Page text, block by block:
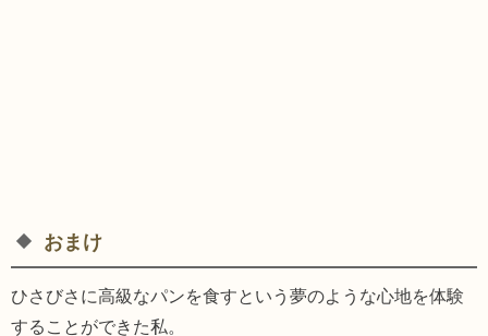
おまけ
ひさびさに高級なパンを食すという夢のような心地を体験
することができた私。